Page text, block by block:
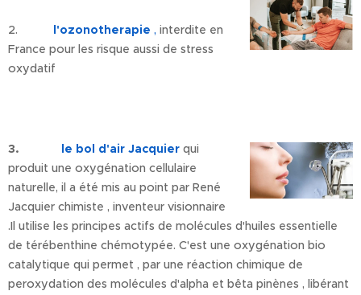
2. l'ozonotherapie , interdite en
France pour les risque aussi de stress
oxydatif
3. le bol d'air Jacquier qui
produit une oxygénation cellulaire
naturelle, il a été mis au point par René
Jacquier chimiste , inventeur visionnaire
.Il utilise les principes actifs de molécules d'huiles essentielle
de térébenthine chémotypée. C'est une oxygénation bio
catalytique qui permet , par une réaction chimique de
peroxydation des molécules d'alpha et bêta pinènes , libérant